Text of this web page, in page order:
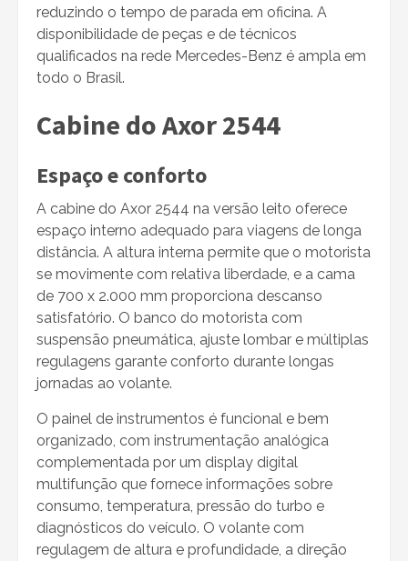
reduzindo o tempo de parada em oficina. A
disponibilidade de peças e de técnicos
qualificados na rede Mercedes-Benz é ampla em
todo o Brasil.
Cabine do Axor 2544
Espaço e conforto
A cabine do Axor 2544 na versão leito oferece
espaço interno adequado para viagens de longa
distância. A altura interna permite que o motorista
se movimente com relativa liberdade, e a cama
de 700 x 2.000 mm proporciona descanso
satisfatório. O banco do motorista com
suspensão pneumática, ajuste lombar e múltiplas
regulagens garante conforto durante longas
jornadas ao volante.
O painel de instrumentos é funcional e bem
organizado, com instrumentação analógica
complementada por um display digital
multifunção que fornece informações sobre
consumo, temperatura, pressão do turbo e
diagnósticos do veículo. O volante com
regulagem de altura e profundidade, a direção